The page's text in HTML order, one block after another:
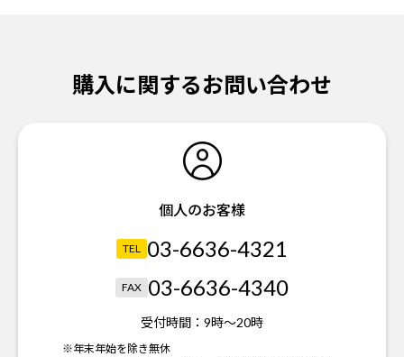
購入に関するお問い合わせ
個人のお客様
TEL 03-6636-4321
FAX 03-6636-4340
受付時間： 9時～20時
※年末年始を除き無休